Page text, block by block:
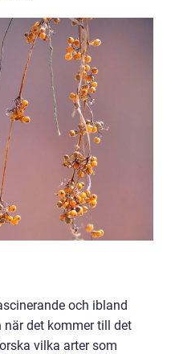
och ibland
det kommer till det
vilka arter som